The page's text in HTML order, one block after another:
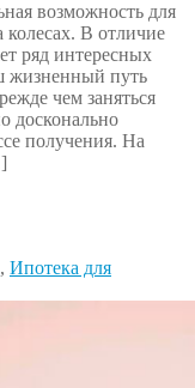
возможность для
колесах. В отличие
ряд интересных
жизненный путь
чем заняться
досконально
получения. На
, Ипотека для